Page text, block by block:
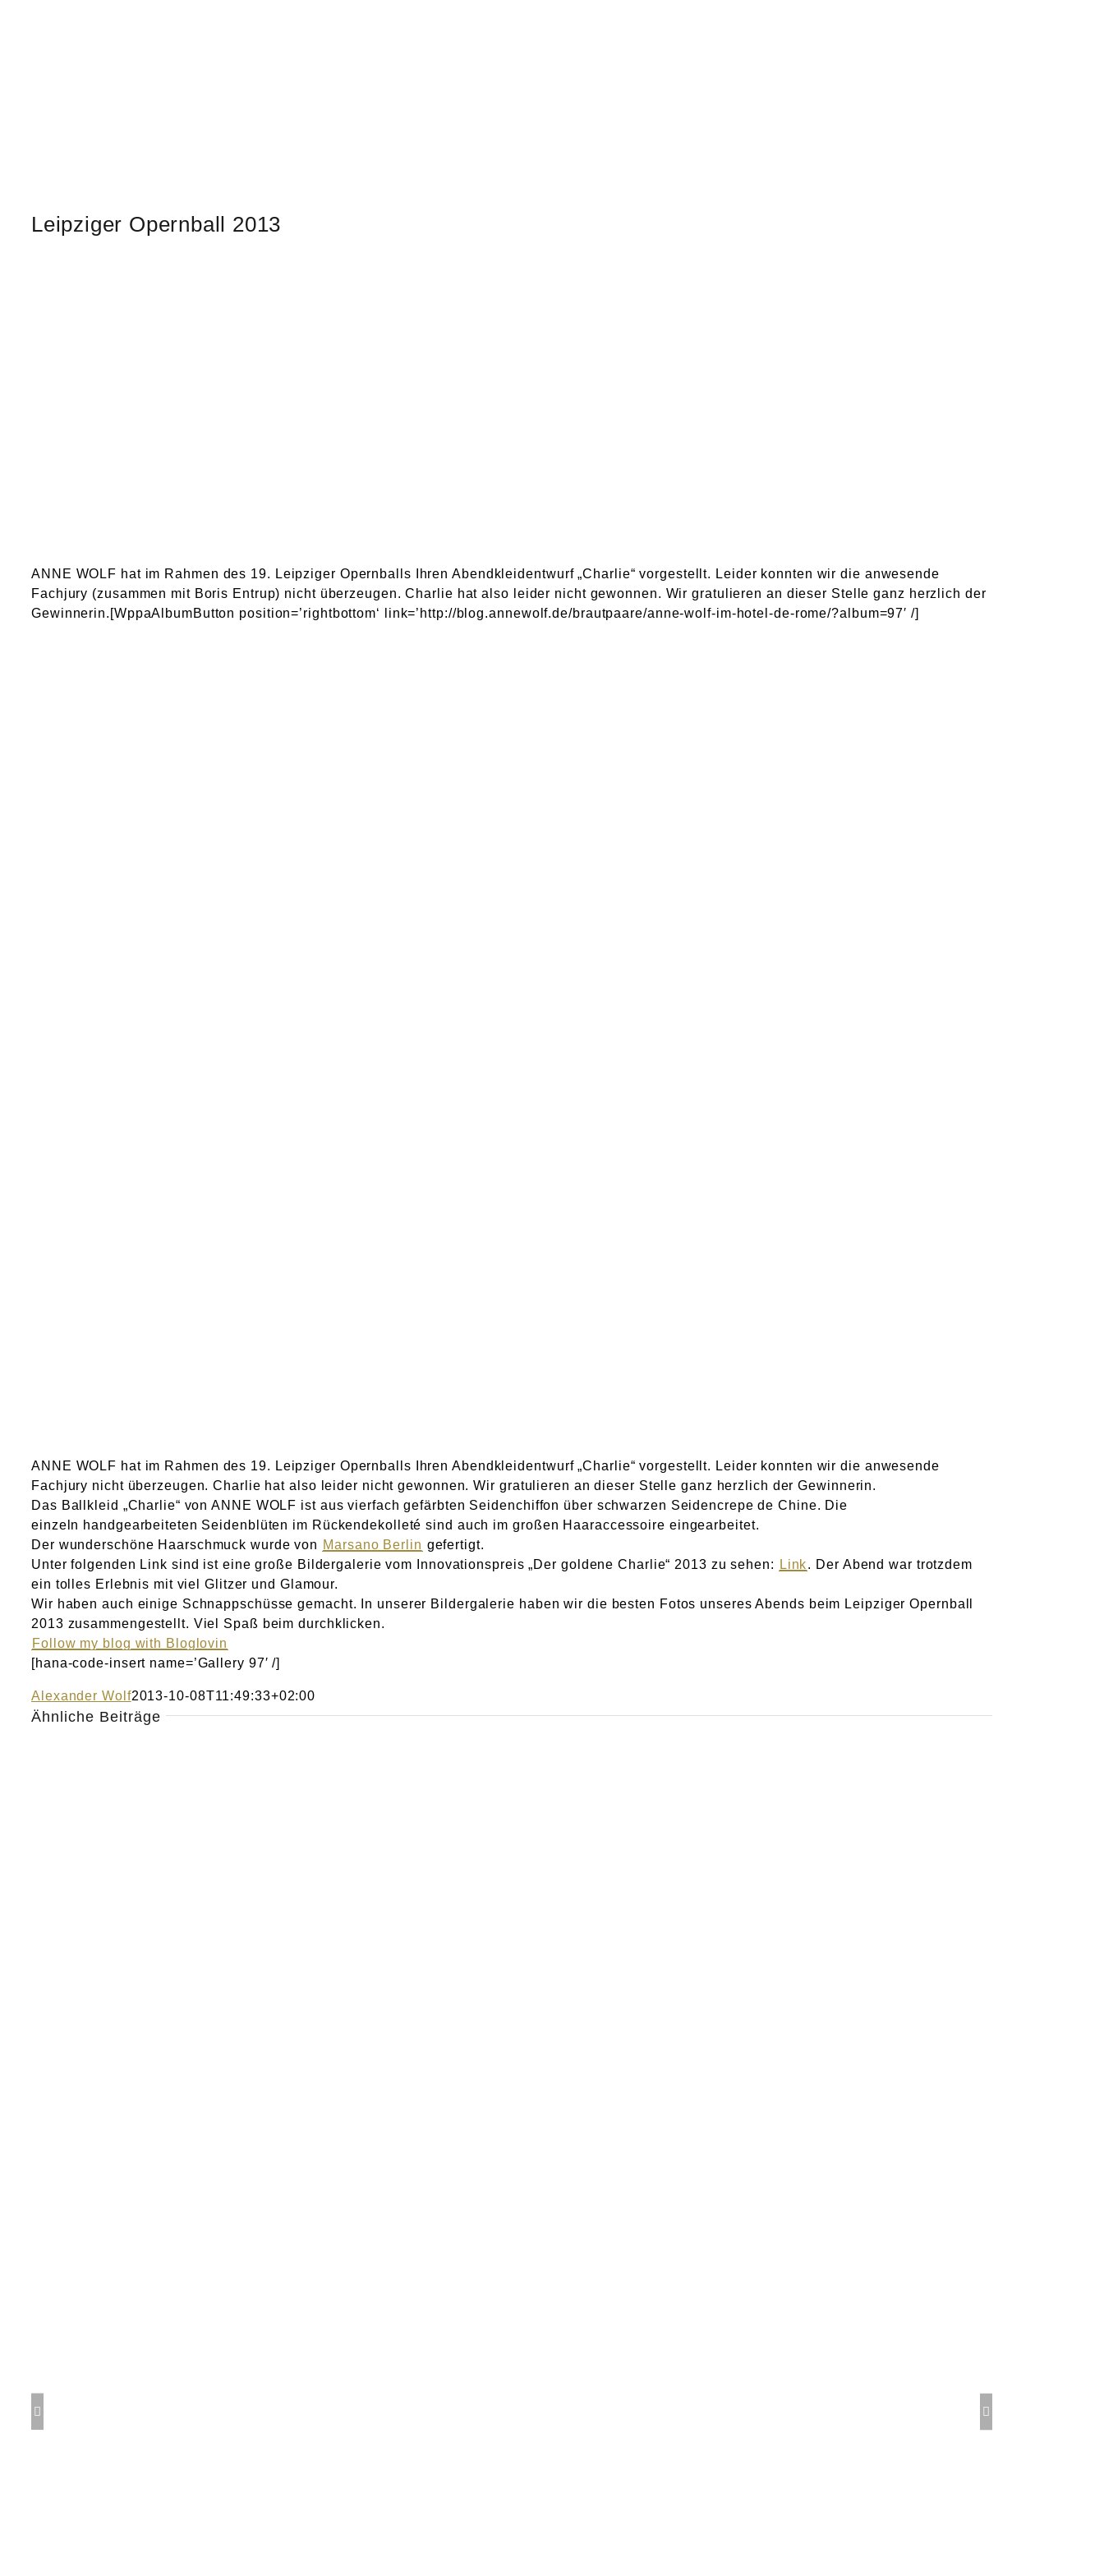
grösseres
Bild
Leipziger Opernball 2013
ANNE WOLF hat im Rahmen des 19. Leipziger Opernballs Ihren Abendkleidentwurf „Charlie“ vorgestellt. Leider konnten wir die anwesende
Fachjury (zusammen mit Boris Entrup) nicht überzeugen. Charlie hat also leider nicht gewonnen. Wir gratulieren an dieser Stelle ganz herzlich der
Gewinnerin.[WppaAlbumButton position=’rightbottom‘ link=’http://blog.annewolf.de/brautpaare/anne-wolf-im-hotel-de-rome/?album=97′ /]
ANNE WOLF hat im Rahmen des 19. Leipziger Opernballs Ihren Abendkleidentwurf „Charlie“ vorgestellt. Leider konnten wir die anwesende
Fachjury nicht überzeugen. Charlie hat also leider nicht gewonnen. Wir gratulieren an dieser Stelle ganz herzlich der Gewinnerin.
Das Ballkleid „Charlie“ von ANNE WOLF ist aus vierfach gefärbten Seidenchiffon über schwarzen Seidencrepe de Chine. Die
einzeln handgearbeiteten Seidenblüten im Rückendekolleté sind auch im großen Haaraccessoire eingearbeitet.
Der wunderschöne Haarschmuck wurde von Marsano Berlin gefertigt.
Unter folgenden Link sind ist eine große Bildergalerie vom Innovationspreis „Der goldene Charlie“ 2013 zu sehen:
Link. Der Abend war trotzdem
ein tolles Erlebnis mit viel Glitzer und Glamour.
Wir haben auch einige Schnappschüsse gemacht. In unserer Bildergalerie haben wir die besten Fotos unseres Abends beim Leipziger Opernball
2013 zusammengestellt. Viel Spaß beim durchklicken.
Follow my blog with Bloglovin
[hana-code-insert name=’Gallery 97′ /]
Alexander Wolf2013-10-08T11:49:33+02:00
Ähnliche Beiträge